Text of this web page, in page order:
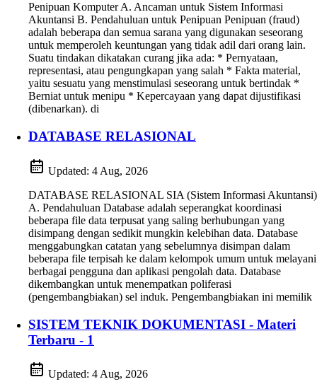
Penipuan Komputer A. Ancaman untuk Sistem Informasi
Akuntansi B. Pendahuluan untuk Penipuan Penipuan (fraud)
adalah beberapa dan semua sarana yang digunakan seseorang
untuk memperoleh keuntungan yang tidak adil dari orang lain.
Suatu tindakan dikatakan curang jika ada: * Pernyataan,
representasi, atau pengungkapan yang salah * Fakta material,
yaitu sesuatu yang menstimulasi seseorang untuk bertindak *
Berniat untuk menipu * Kepercayaan yang dapat dijustifikasi
(dibenarkan). di
DATABASE RELASIONAL
Updated: 4 Aug, 2026
DATABASE RELASIONAL SIA (Sistem Informasi Akuntansi)
A. Pendahuluan Database adalah seperangkat koordinasi
beberapa file data terpusat yang saling berhubungan yang
disimpang dengan sedikit mungkin kelebihan data. Database
menggabungkan catatan yang sebelumnya disimpan dalam
beberapa file terpisah ke dalam kelompok umum untuk melayani
berbagai pengguna dan aplikasi pengolah data. Database
dikembangkan untuk menempatkan poliferasi
(pengembangbiakan) sel induk. Pengembangbiakan ini memilik
SISTEM TEKNIK DOKUMENTASI - Materi
Terbaru - 1
Updated: 4 Aug, 2026